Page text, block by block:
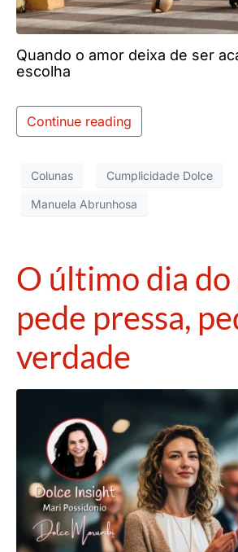
Quando o amor deixa de ser
escolha
Continue reading
Colunas Cumplicidade Dolce
Manuela Abrunhosa
O último dia do
pede pressa,
verdade